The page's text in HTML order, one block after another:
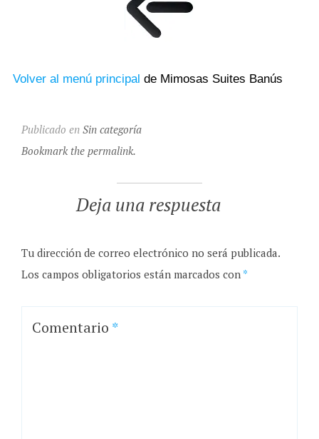
Volver al menú principal de Mimosas Suites Banús
Publicado en Sin categoría
Bookmark the permalink.
Deja una respuesta
Tu dirección de correo electrónico no será publicada.
Los campos obligatorios están marcados con *
Comentario *